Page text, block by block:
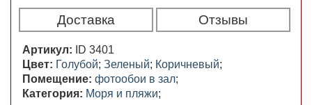
Доставка Отзывы
Артикул:
ID 3401
Цвет: Голубой; Зеленый; Коричневый;
Помещение: фотообои в зал;
Категория: Моря и пляжи;